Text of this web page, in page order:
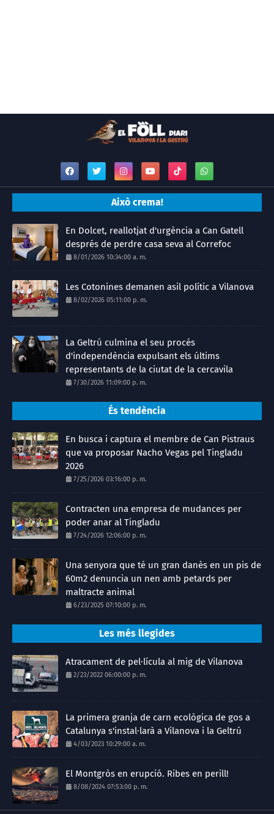
Això crema!
En Dolcet, reallotjat d'urgència a Can Gatell
després de perdre casa seva al Correfoc
8/01/2026 10:34:00 a. m.
Les Cotonines demanen asil polític a Vilanova
8/02/2026 05:11:00 p. m.
La Geltrú culmina el seu procés
d'independència expulsant els últims
representants de la ciutat de la cercavila
7/30/2026 11:09:00 p. m.
És tendència
En busca i captura el membre de Can Pistraus
que va proposar Nacho Vegas pel Tingladu
2026
7/25/2026 03:16:00 p. m.
Contracten una empresa de mudances per
poder anar al Tingladu
7/24/2026 12:06:00 p. m.
Una senyora que té un gran danès en un pis de
60m2 denuncia un nen amb petards per
maltracte animal
6/23/2025 07:10:00 p. m.
Les més llegides
Atracament de pel·lícula al mig de Vilanova
2/23/2022 06:00:00 p. m.
La primera granja de carn ecològica de gos a
Catalunya s'instal·larà a Vilanova i la Geltrú
4/03/2023 10:29:00 a. m.
El Montgròs en erupció. Ribes en perill!
8/08/2024 07:53:00 p. m.